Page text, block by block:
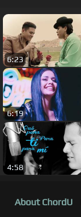
6:23
6:19
4:58
About ChordU